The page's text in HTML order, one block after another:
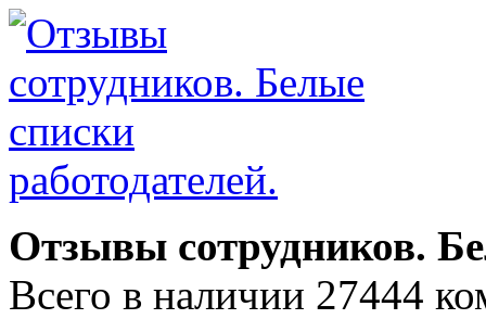
Отзывы сотрудников.
Всего в наличии 27444